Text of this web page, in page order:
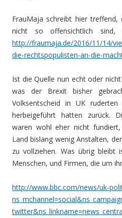
FrauMaja schreibt hier treffend,
nicht so offensichtlich sind,
http://fraumaja.de/2016/11/14/
die-rechtspopulisten-an-die-
Ist die Quelle nun echt oder
was der Brexit bisher
Volksentscheid in UK
herbeigeführt hatten zurück.
waren wohl eher nicht
Land bislang wenig Anstalten,
zu vollziehen. Was übrig bleibt
Menschen, und Firmen, die um
http://www.bbc.com/news/uk-